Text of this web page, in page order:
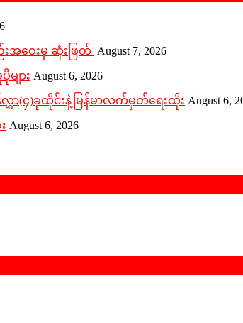
အဝေးမှ ဆုံးဖြတ် August 7, 2026
ျား August 6, 2026
ာ(၄)ခုထိုင်းနဲ့မြန်မာလက်မှတ်ရေးထိုး August 6,
August 6, 2026